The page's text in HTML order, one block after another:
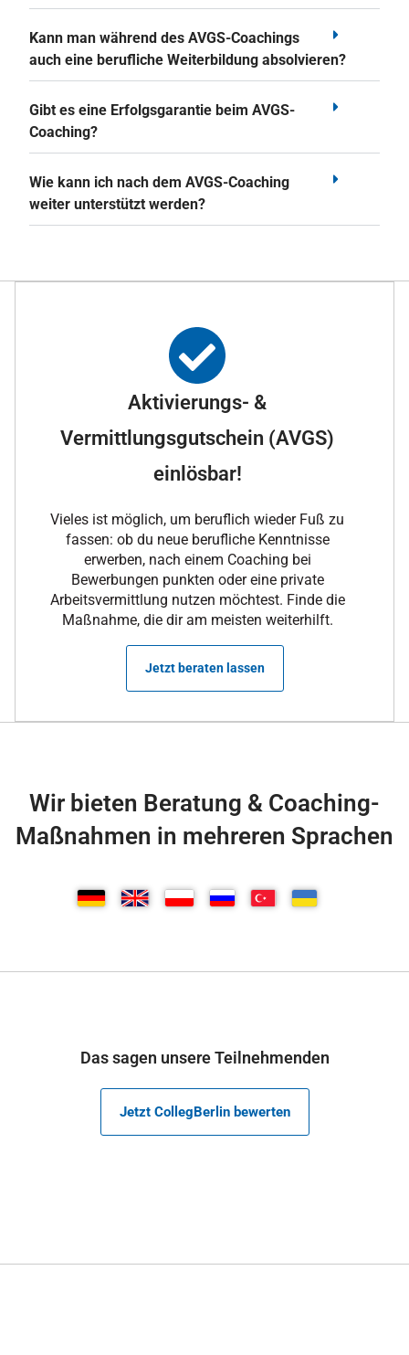
Kann man während des AVGS-Coachings
auch eine berufliche Weiterbildung absolvieren?
Gibt es eine Erfolgsgarantie beim AVGS-
Coaching?
Wie kann ich nach dem AVGS-Coaching
weiter unterstützt werden?
Aktivierungs- &
Vermittlungsgutschein (AVGS)
einlösbar!
Vieles ist möglich, um beruflich wieder Fuß zu
fassen: ob du neue berufliche Kenntnisse
erwerben, nach einem Coaching bei
Bewerbungen punkten oder eine private
Arbeitsvermittlung nutzen möchtest. Finde die
Maßnahme, die dir am meisten weiterhilft.
Jetzt beraten lassen
Wir bieten Beratung & Coaching-
Maßnahmen in mehreren Sprachen
Das sagen unsere Teilnehmenden
Jetzt CollegBerlin bewerten